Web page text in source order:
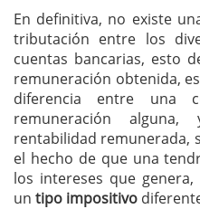
En definitiva, no existe
tributación entre los
cuentas bancarias, esto
remuneración obtenida,
diferencia entre una
remuneración
rentabilidad remunerada,
el hecho de que una
los intereses que
un tipo impositivo